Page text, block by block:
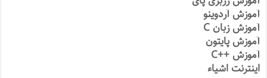
آموزش آردوینو
آموزش زبان C
آموزش پایتون
آموزش ++C
اینترنت اشیاء